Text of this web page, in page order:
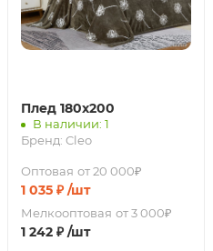
Плед 180х200
В наличии: 1
Бренд: Cleo
Оптовая от 20 000₽
1 035 ₽ /шт
Мелкооптовая от 3 000₽
1 242 ₽ /шт